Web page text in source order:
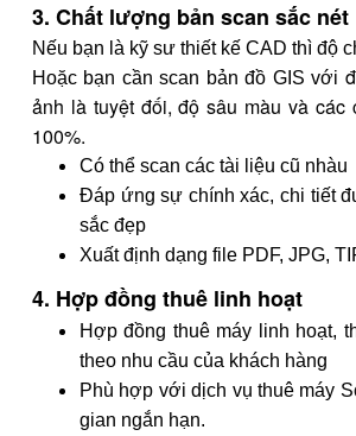
3. Chất lượng bản scan sắc nét
Nếu bạn là kỹ sư thiết kế CAD thì độ
Hoặc bạn cần scan bản đồ GIS với
ảnh là tuyệt đối, độ sâu màu và các
100%.
Có thể scan các tài liệu cũ nhàu
Đáp ứng sự chính xác, chi tiết
sắc đẹp
Xuất định dạng file PDF, JPG,
4. Hợp đồng thuê linh hoạt
Hợp đồng thuê máy linh hoạt,
theo nhu cầu của khách hàng
Phù hợp với dịch vụ thuê máy
gian ngắn hạn.